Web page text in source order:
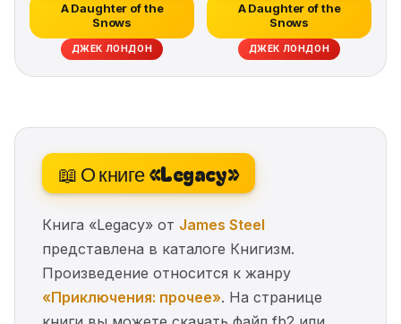
A Daughter of the
Snows
ДЖЕК ЛОНДОН
A Daughter of the
Snows
ДЖЕК ЛОНДОН
📖 О книге «Legacy»
Книга «Legacy» от James Steel
представлена в каталоге Книгизм.
Произведение относится к жанру
«Приключения: прочее». На странице